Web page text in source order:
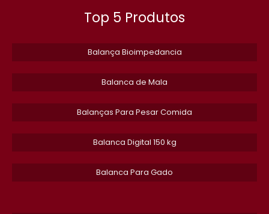
BALANCA DIGITAL 150 KG​
CONTRATO DE MANUTENCAO DE BALANCAS
BALANCAS GOIAS
BALANCA PARA PESAR MALAS DE VIAGEM​
BALANCA COM BATERIA
Top 5 Produtos
Balança Bioimpedancia
Balanca de Mala
Balanças Para Pesar Comida
​Balanca Digital 150 kg
Balanca Para Gado